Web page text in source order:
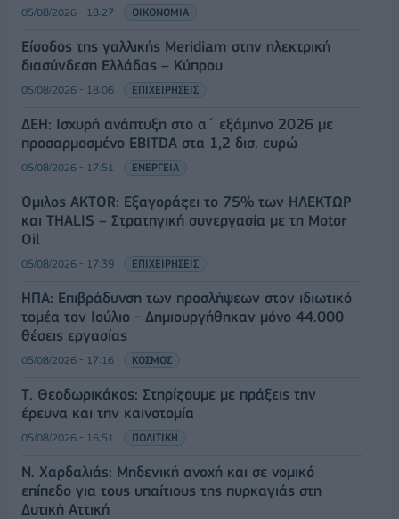
05/08/2026 - 18:27 ΟΙΚΟΝΟΜΙΑ
Είσοδος της γαλλικής Meridiam στην ηλεκτρική
διασύνδεση Ελλάδας – Κύπρου
05/08/2026 - 18:06 ΕΠΙΧΕΙΡΗΣΕΙΣ
ΔΕΗ: Ισχυρή ανάπτυξη στο α΄ εξάμηνο 2026 με
προσαρμοσμένο EBITDA στα 1,2 δισ. ευρώ
05/08/2026 - 17:51 ΕΝΕΡΓΕΙΑ
Όμιλος AKTOR: Εξαγοράζει το 75% των ΗΛΕΚΤΩΡ
και THALIS – Στρατηγική συνεργασία με τη Motor
Oil
05/08/2026 - 17:39 ΕΠΙΧΕΙΡΗΣΕΙΣ
ΗΠΑ: Επιβράδυνση των προσλήψεων στον ιδιωτικό
τομέα τον Ιούλιο - Δημιουργήθηκαν μόνο 44.000
θέσεις εργασίας
05/08/2026 - 17:16 ΚΟΣΜΟΣ
Τ. Θεοδωρικάκος: Στηρίζουμε με πράξεις την
έρευνα και την καινοτομία
05/08/2026 - 16:51 ΠΟΛΙΤΙΚΗ
Ν. Χαρδαλιάς: Μηδενική ανοχή και σε νομικό
επίπεδο για τους υπαίτιους της πυρκαγιάς στη
Δυτική Αττική